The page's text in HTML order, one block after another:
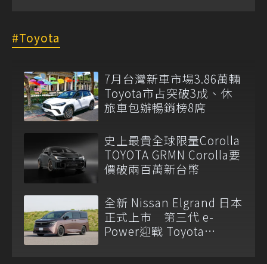
Toyota
7月台灣新車市場3.86萬輛
Toyota市占突破3成、休
旅車包辦暢銷榜8席
史上最貴全球限量Corolla
TOYOTA GRMN Corolla要
價破兩百萬新台幣
全新 Nissan Elgrand 日本
正式上市 第三代 e-
Power迎戰 Toyota